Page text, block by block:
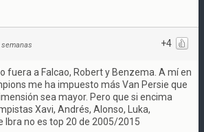
+4
fuera a Falcao, Robert y Benzema. A mí en
me ha impuesto más Van Persie que
sea mayor. Pero que si encima
Xavi, Andrés, Alonso, Luka,
Ibra no es top 20 de 2005/2015